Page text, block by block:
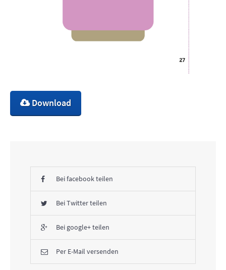
Download
Bei facebook teilen
Bei Twitter teilen
Bei google+ teilen
Per E-Mail versenden